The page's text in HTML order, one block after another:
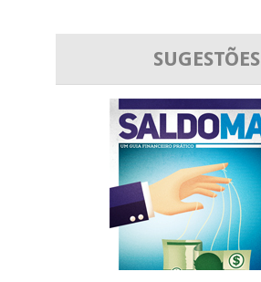
SUGESTÕES